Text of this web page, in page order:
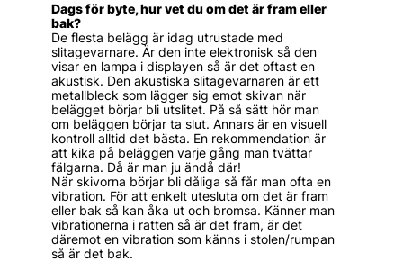
Dags för byte, hur vet du om det är fram eller
bak?
De flesta belägg är idag utrustade med
slitagevarnare. Är den inte elektronisk så den
visar en lampa i displayen så är det oftast en
akustisk. Den akustiska slitagevarnaren är ett
metallbleck som lägger sig emot skivan när
belägget börjar bli utslitet. På så sätt hör man
om beläggen börjar ta slut. Annars är en visuell
kontroll alltid det bästa. En rekommendation är
att kika på beläggen varje gång man tvättar
fälgarna. Då är man ju ändå där!
När skivorna börjar bli dåliga så får man ofta en
vibration. För att enkelt utesluta om det är fram
eller bak så kan åka ut och bromsa. Känner man
vibrationerna i ratten så är det fram, är det
däremot en vibration som känns i stolen/rumpan
så är det bak.